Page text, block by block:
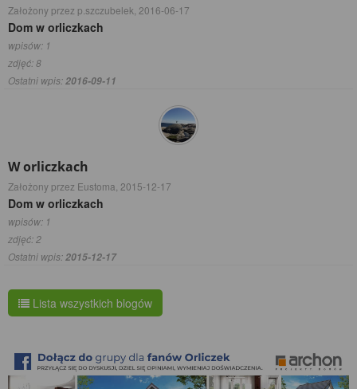
Założony przez p.szczubelek, 2016-06-17
Dom w orliczkach
wpisów: 1
zdjęć: 8
Ostatni wpis:2016-09-11
W orliczkach
Założony przez Eustoma, 2015-12-17
Dom w orliczkach
wpisów: 1
zdjęć: 2
Ostatni wpis:2015-12-17
Lista wszystkich blogów